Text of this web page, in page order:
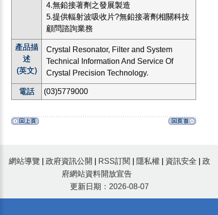
4.無鉛接著劑之發展製造
5.提供輻射波吸收片?無鉛接著劑相關科技
顧問諮詢業務
產品描
述
(英文)
Crystal Resonator, Filter and System
Technical Information And Service Of
Crystal Precision Technology.
電話 (03)5779000
網站導覽 政府資訊公開 RSS訂閱 隱私權 資訊安全
政
府網站資料開放宣告
更新日期：2026-08-07